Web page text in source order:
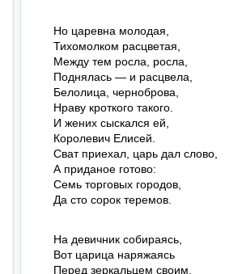
Но царевна молодая,
Тихомолком расцветая,
Между тем росла, росла,
Поднялась — и расцвела,
Белолица, черноброва,
Нраву кроткого такого.
И жених сыскался ей,
Королевич Елисей.
Сват приехал, царь дал слово,
А приданое готово:
Семь торговых городов,
Да сто сорок теремов.
На девичник собираясь,
Вот царица наряжаясь
Перед зеркальцем своим,